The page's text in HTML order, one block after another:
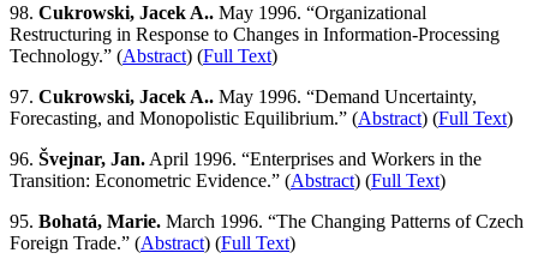
98. Cukrowski, Jacek A.. May 1996. “Organizational
Restructuring in Response to Changes in Information-Processing
Technology.” (Abstract) (Full Text)
97. Cukrowski, Jacek A.. May 1996. “Demand Uncertainty,
Forecasting, and Monopolistic Equilibrium.” (Abstract) (Full Text)
96. Švejnar, Jan. April 1996. “Enterprises and Workers in the
Transition: Econometric Evidence.” (Abstract) (Full Text)
95. Bohatá, Marie. March 1996. “The Changing Patterns of Czech
Foreign Trade.” (Abstract) (Full Text)